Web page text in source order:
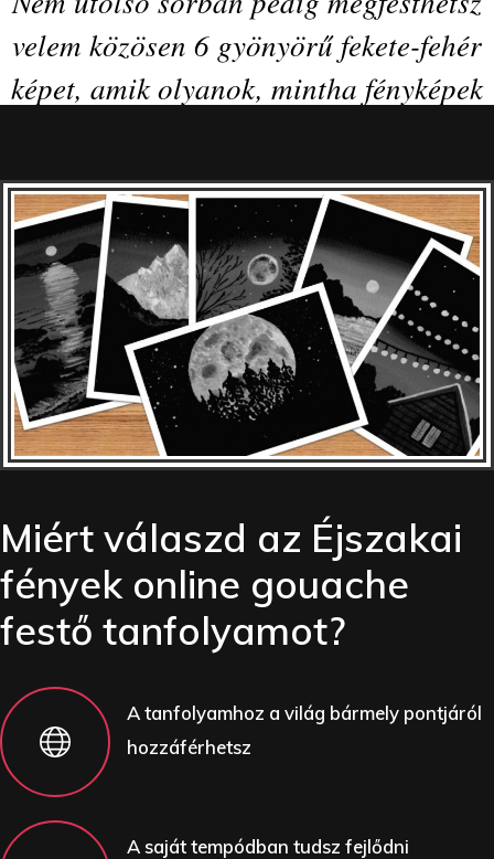
velem közösen 6 gyönyörű fekete-fehér
képet, amik olyanok, mintha fényképek
Miért válaszd az Éjszakai
fények online gouache
festő tanfolyamot?
A tanfolyamhoz a világ bármely pontjáról
hozzáférhetsz
A saját tempódban tudsz fejlődni